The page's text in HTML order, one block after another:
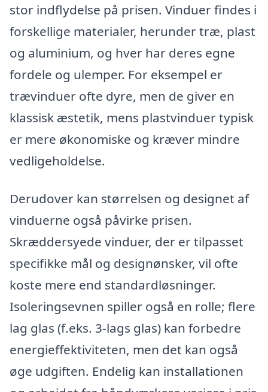
stor indflydelse på prisen. Vinduer findes i
forskellige materialer, herunder træ, plast
og aluminium, og hver har deres egne
fordele og ulemper. For eksempel er
trævinduer ofte dyre, men de giver en
klassisk æstetik, mens plastvinduer typisk
er mere økonomiske og kræver mindre
vedligeholdelse.
Derudover kan størrelsen og designet af
vinduerne også påvirke prisen.
Skræddersyede vinduer, der er tilpasset
specifikke mål og designønsker, vil ofte
koste mere end standardløsninger.
Isoleringsevnen spiller også en rolle; flere
lag glas (f.eks. 3-lags glas) kan forbedre
energieffektiviteten, men det kan også
øge udgiften. Endelig kan installationen